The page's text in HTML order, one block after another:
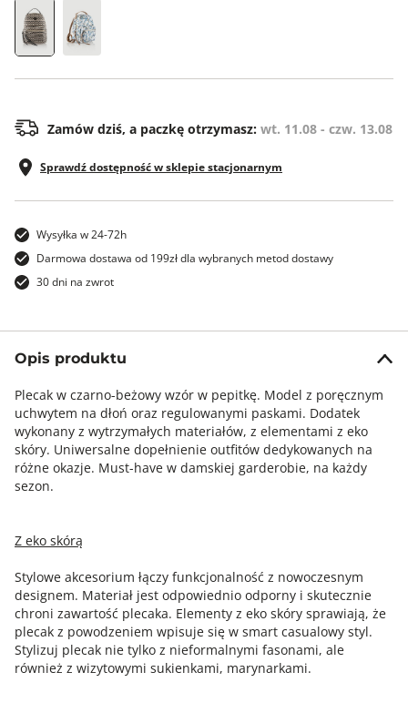
Zamów dziś, a paczkę otrzymasz: wt. 11.08 - czw. 13.08
Sprawdź dostępność w sklepie stacjonarnym
Wysyłka w 24-72h
Darmowa dostawa od 199zł dla wybranych metod dostawy
30 dni na zwrot
Opis produktu
Plecak w czarno-beżowy wzór w pepitkę. Model z poręcznym
uchwytem na dłoń oraz regulowanymi paskami. Dodatek
wykonany z wytrzymałych materiałów, z elementami z eko
skóry. Uniwersalne dopełnienie outfitów dedykowanych na
różne okazje. Must-have w damskiej garderobie, na każdy
sezon.
Z eko skórą
Stylowe akcesorium łączy funkcjonalność z nowoczesnym
designem. Materiał jest odpowiednio odporny i skutecznie
chroni zawartość plecaka. Elementy z eko skóry sprawiają, że
plecak z powodzeniem wpisuje się w smart casualowy styl.
Stylizuj plecak nie tylko z nieformalnymi fasonami, ale
również z wizytowymi sukienkami, marynarkami.